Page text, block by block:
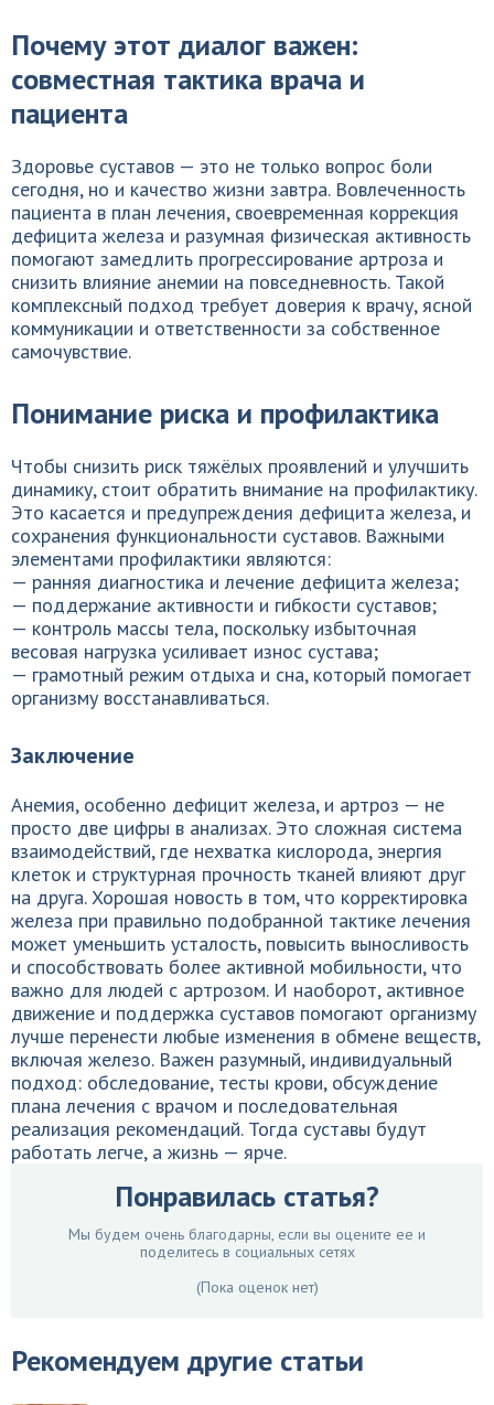
Почему этот диалог важен:
совместная тактика врача и
пациента
Здоровье суставов — это не только вопрос боли
сегодня, но и качество жизни завтра. Вовлеченность
пациента в план лечения, своевременная коррекция
дефицита железа и разумная физическая активность
помогают замедлить прогрессирование артроза и
снизить влияние анемии на повседневность. Такой
комплексный подход требует доверия к врачу, ясной
коммуникации и ответственности за собственное
самочувствие.
Понимание риска и профилактика
Чтобы снизить риск тяжёлых проявлений и улучшить
динамику, стоит обратить внимание на профилактику.
Это касается и предупреждения дефицита железа, и
сохранения функциональности суставов. Важными
элементами профилактики являются:
— ранняя диагностика и лечение дефицита железа;
— поддержание активности и гибкости суставов;
— контроль массы тела, поскольку избыточная
весовая нагрузка усиливает износ сустава;
— грамотный режим отдыха и сна, который помогает
организму восстанавливаться.
Заключение
Анемия, особенно дефицит железа, и артроз — не
просто две цифры в анализах. Это сложная система
взаимодействий, где нехватка кислорода, энергия
клеток и структурная прочность тканей влияют друг
на друга. Хорошая новость в том, что корректировка
железа при правильно подобранной тактике лечения
может уменьшить усталость, повысить выносливость
и способствовать более активной мобильности, что
важно для людей с артрозом. И наоборот, активное
движение и поддержка суставов помогают организму
лучше перенести любые изменения в обмене веществ,
включая железо. Важен разумный, индивидуальный
подход: обследование, тесты крови, обсуждение
плана лечения с врачом и последовательная
реализация рекомендаций. Тогда суставы будут
работать легче, а жизнь — ярче.
Понравилась статья?
Мы будем очень благодарны, если вы оцените ее и
поделитесь в социальных сетях
(Пока оценок нет)
Рекомендуем другие статьи